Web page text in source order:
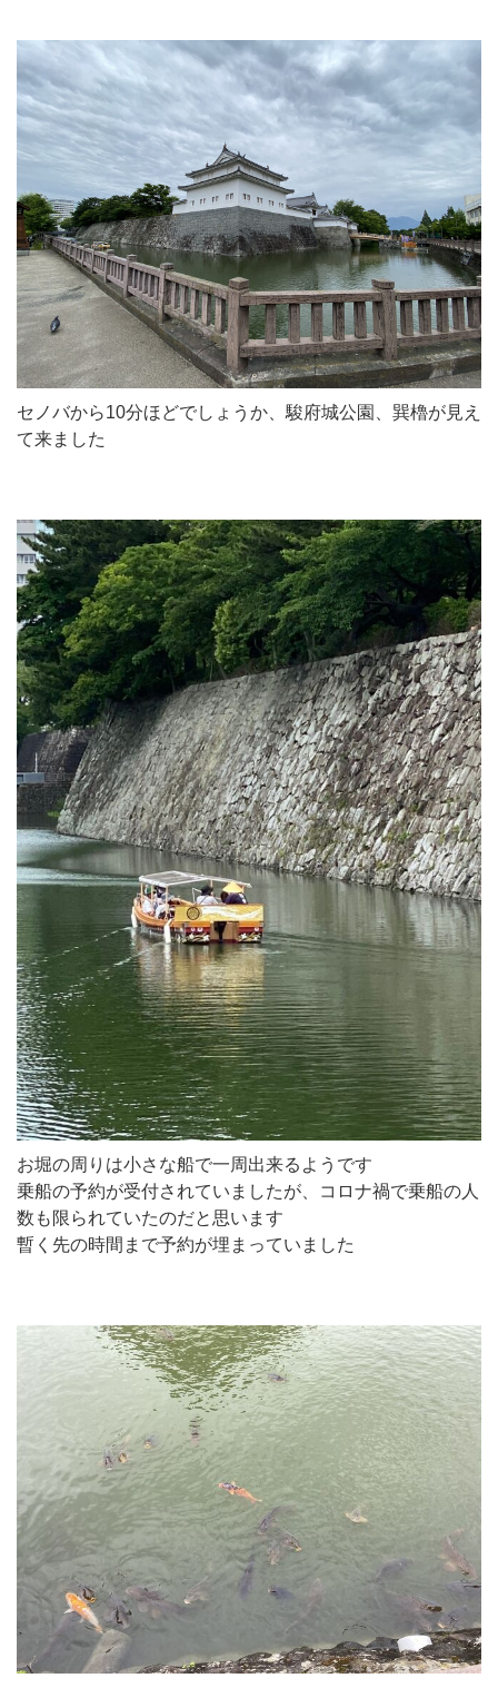
セノバから10分ほどでしょうか、駿府城公園、巽櫓が見え
て来ました
お堀の周りは小さな船で一周出来るようです
乗船の予約が受付されていましたが、コロナ禍で乗船の人
数も限られていたのだと思います
暫く先の時間まで予約が埋まっていました